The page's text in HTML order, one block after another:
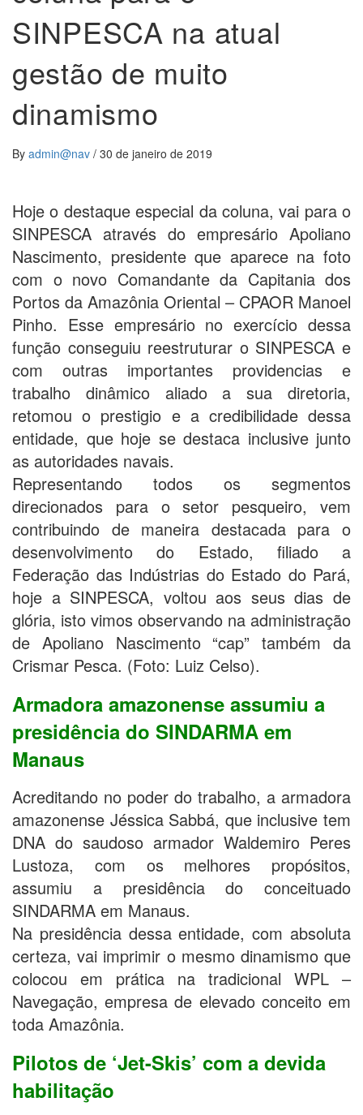
SINPESCA na atual
gestão de muito
dinamismo
By admin@nav / 30 de janeiro de 2019
Hoje o destaque especial da coluna, vai para o
SINPESCA através do empresário Apoliano
Nascimento, presidente que aparece na foto
com o novo Comandante da Capitania dos
Portos da Amazônia Oriental – CPAOR Manoel
Pinho. Esse empresário no exercício dessa
função conseguiu reestruturar o SINPESCA e
com outras importantes providencias e
trabalho dinâmico aliado a sua diretoria,
retomou o prestigio e a credibilidade dessa
entidade, que hoje se destaca inclusive junto
as autoridades navais.
Representando todos os segmentos
direcionados para o setor pesqueiro, vem
contribuindo de maneira destacada para o
desenvolvimento do Estado, filiado a
Federação das Indústrias do Estado do Pará,
hoje a SINPESCA, voltou aos seus dias de
glória, isto vimos observando na administração
de Apoliano Nascimento “cap” também da
Crismar Pesca. (Foto: Luiz Celso).
Armadora amazonense assumiu a
presidência do SINDARMA em
Manaus
Acreditando no poder do trabalho, a armadora
amazonense Jéssica Sabbá, que inclusive tem
DNA do saudoso armador Waldemiro Peres
Lustoza, com os melhores propósitos,
assumiu a presidência do conceituado
SINDARMA em Manaus.
Na presidência dessa entidade, com absoluta
certeza, vai imprimir o mesmo dinamismo que
colocou em prática na tradicional WPL –
Navegação, empresa de elevado conceito em
toda Amazônia.
Pilotos de ‘Jet-Skis’ com a devida
habilitação